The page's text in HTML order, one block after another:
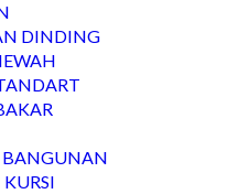
DINDING
BANGUNAN